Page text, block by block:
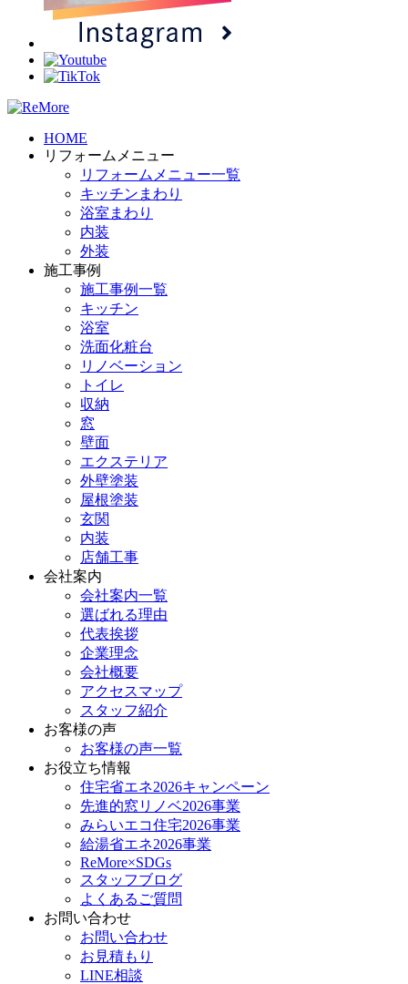
HOME
リフォームメニュー
リフォームメニュー一覧
キッチンまわり
浴室まわり
内装
外装
施工事例
施工事例一覧
キッチン
浴室
洗面化粧台
リノベーション
トイレ
収納
窓
壁面
エクステリア
外壁塗装
屋根塗装
玄関
内装
店舗工事
会社案内
会社案内一覧
選ばれる理由
代表挨拶
企業理念
会社概要
アクセスマップ
スタッフ紹介
お客様の声
お客様の声一覧
お役立ち情報
住宅省エネ2026キャンペーン
先進的窓リノベ2026事業
みらいエコ住宅2026事業
給湯省エネ2026事業
ReMore×SDGs
スタッフブログ
よくあるご質問
お問い合わせ
お問い合わせ
お見積もり
LINE相談